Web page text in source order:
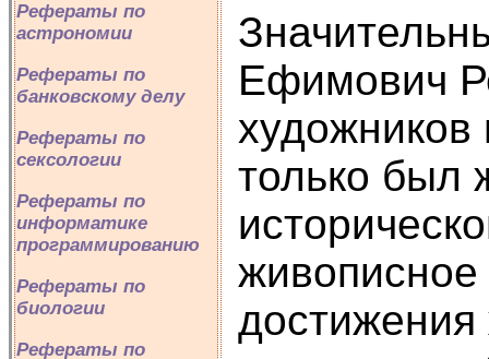
Рефераты по
астрономии
Рефераты по
банковскому делу
Рефераты по
сексологии
Рефераты по
информатике
программированию
Рефераты по
биологии
Рефераты по
Ефимович
только был
живописное
достижения